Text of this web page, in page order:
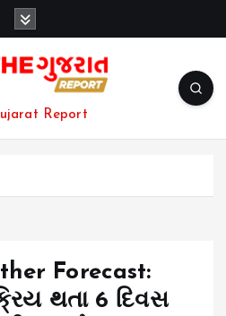
Report
Forecast:
થતા 6 દિવસ